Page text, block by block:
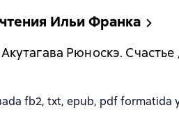
Ильи Франка
Рюноскэ. Счастье
fb2, txt, epub, pdf